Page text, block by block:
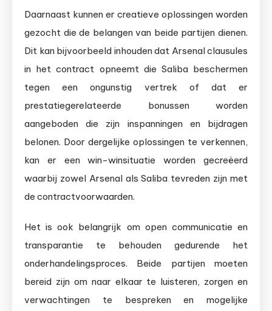
Daarnaast kunnen er creatieve oplossingen worden
gezocht die de belangen van beide partijen dienen.
Dit kan bijvoorbeeld inhouden dat Arsenal clausules
in het contract opneemt die Saliba beschermen
tegen een ongunstig vertrek of dat er
prestatiegerelateerde bonussen worden
aangeboden die zijn inspanningen en bijdragen
belonen. Door dergelijke oplossingen te verkennen,
kan er een win-winsituatie worden gecreëerd
waarbij zowel Arsenal als Saliba tevreden zijn met
de contractvoorwaarden.
Het is ook belangrijk om open communicatie en
transparantie te behouden gedurende het
onderhandelingsproces. Beide partijen moeten
bereid zijn om naar elkaar te luisteren, zorgen en
verwachtingen te bespreken en mogelijke